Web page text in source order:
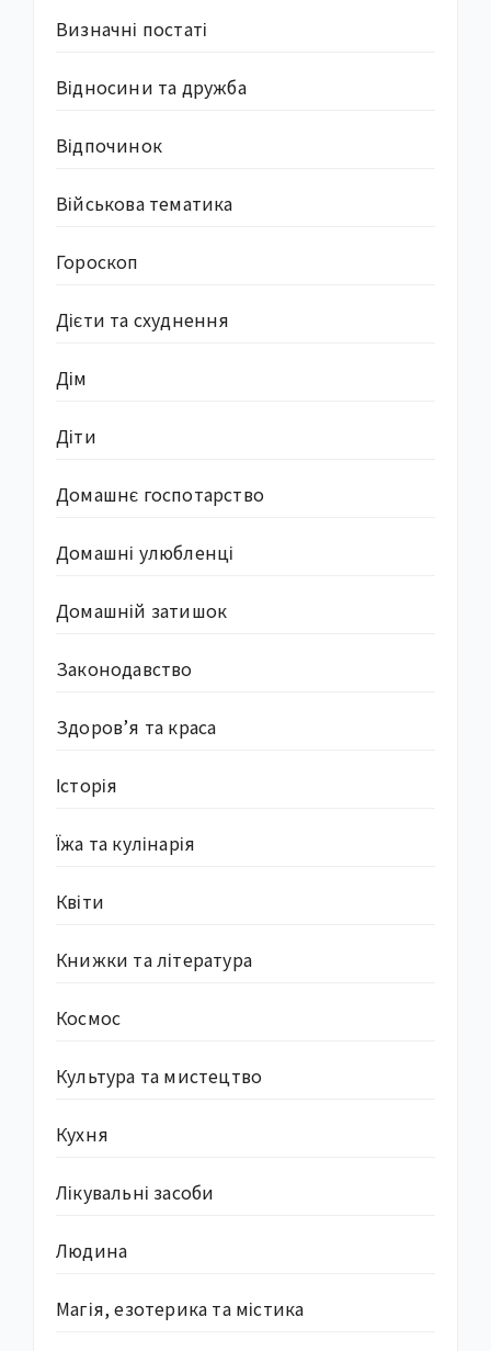
Визначні постаті
Відносини та дружба
Відпочинок
Військова тематика
Гороскоп
Дієти та схуднення
Дім
Діти
Домашнє госпотарство
Домашні улюбленці
Домашній затишок
Законодавство
Здоров’я та краса
Історія
Їжа та кулінарія
Квіти
Книжки та література
Космос
Культура та мистецтво
Кухня
Лікувальні засоби
Людина
Магія, езотерика та містика